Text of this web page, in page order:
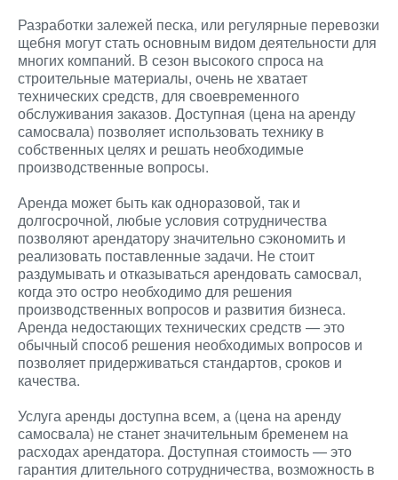
Разработки залежей песка, или регулярные перевозки
щебня могут стать основным видом деятельности для
многих компаний. В сезон высокого спроса на
строительные материалы, очень не хватает
технических средств, для своевременного
обслуживания заказов. Доступная (цена на аренду
самосвала) позволяет использовать технику в
собственных целях и решать необходимые
производственные вопросы.
Аренда может быть как одноразовой, так и
долгосрочной, любые условия сотрудничества
позволяют арендатору значительно сэкономить и
реализовать поставленные задачи. Не стоит
раздумывать и отказываться арендовать самосвал,
когда это остро необходимо для решения
производственных вопросов и развития бизнеса.
Аренда недостающих технических средств — это
обычный способ решения необходимых вопросов и
позволяет придерживаться стандартов, сроков и
качества.
Услуга аренды доступна всем, а (цена на аренду
самосвала) не станет значительным бременем на
расходах арендатора. Доступная стоимость — это
гарантия длительного сотрудничества, возможность в